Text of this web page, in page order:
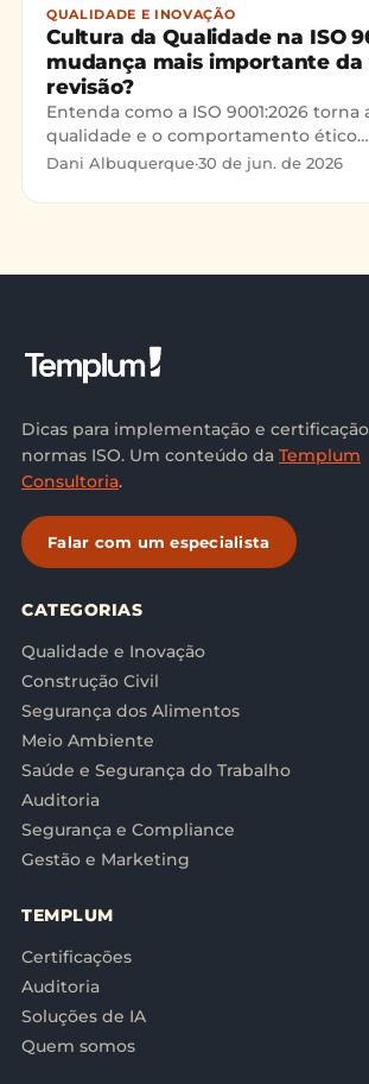
QUALIDADE E INOVAÇÃO
Cultura da Qualidade na ISO
mudança mais importante da
revisão?
Entenda como a ISO 9001:2026 torna
qualidade e o comportamento ético
responsabilidades da Alta Direção e o
Dani Albuquerque·30 de jun. de 2026
Dicas para implementação e
normas ISO. Um conteúdo da Templum
Consultoria.
Falar com um especialista
CATEGORIAS
Qualidade e Inovação
Construção Civil
Segurança dos Alimentos
Meio Ambiente
Saúde e Segurança do Trabalho
Auditoria
Segurança e Compliance
Gestão e Marketing
TEMPLUM
Certificações
Auditoria
Soluções de IA
Quem somos